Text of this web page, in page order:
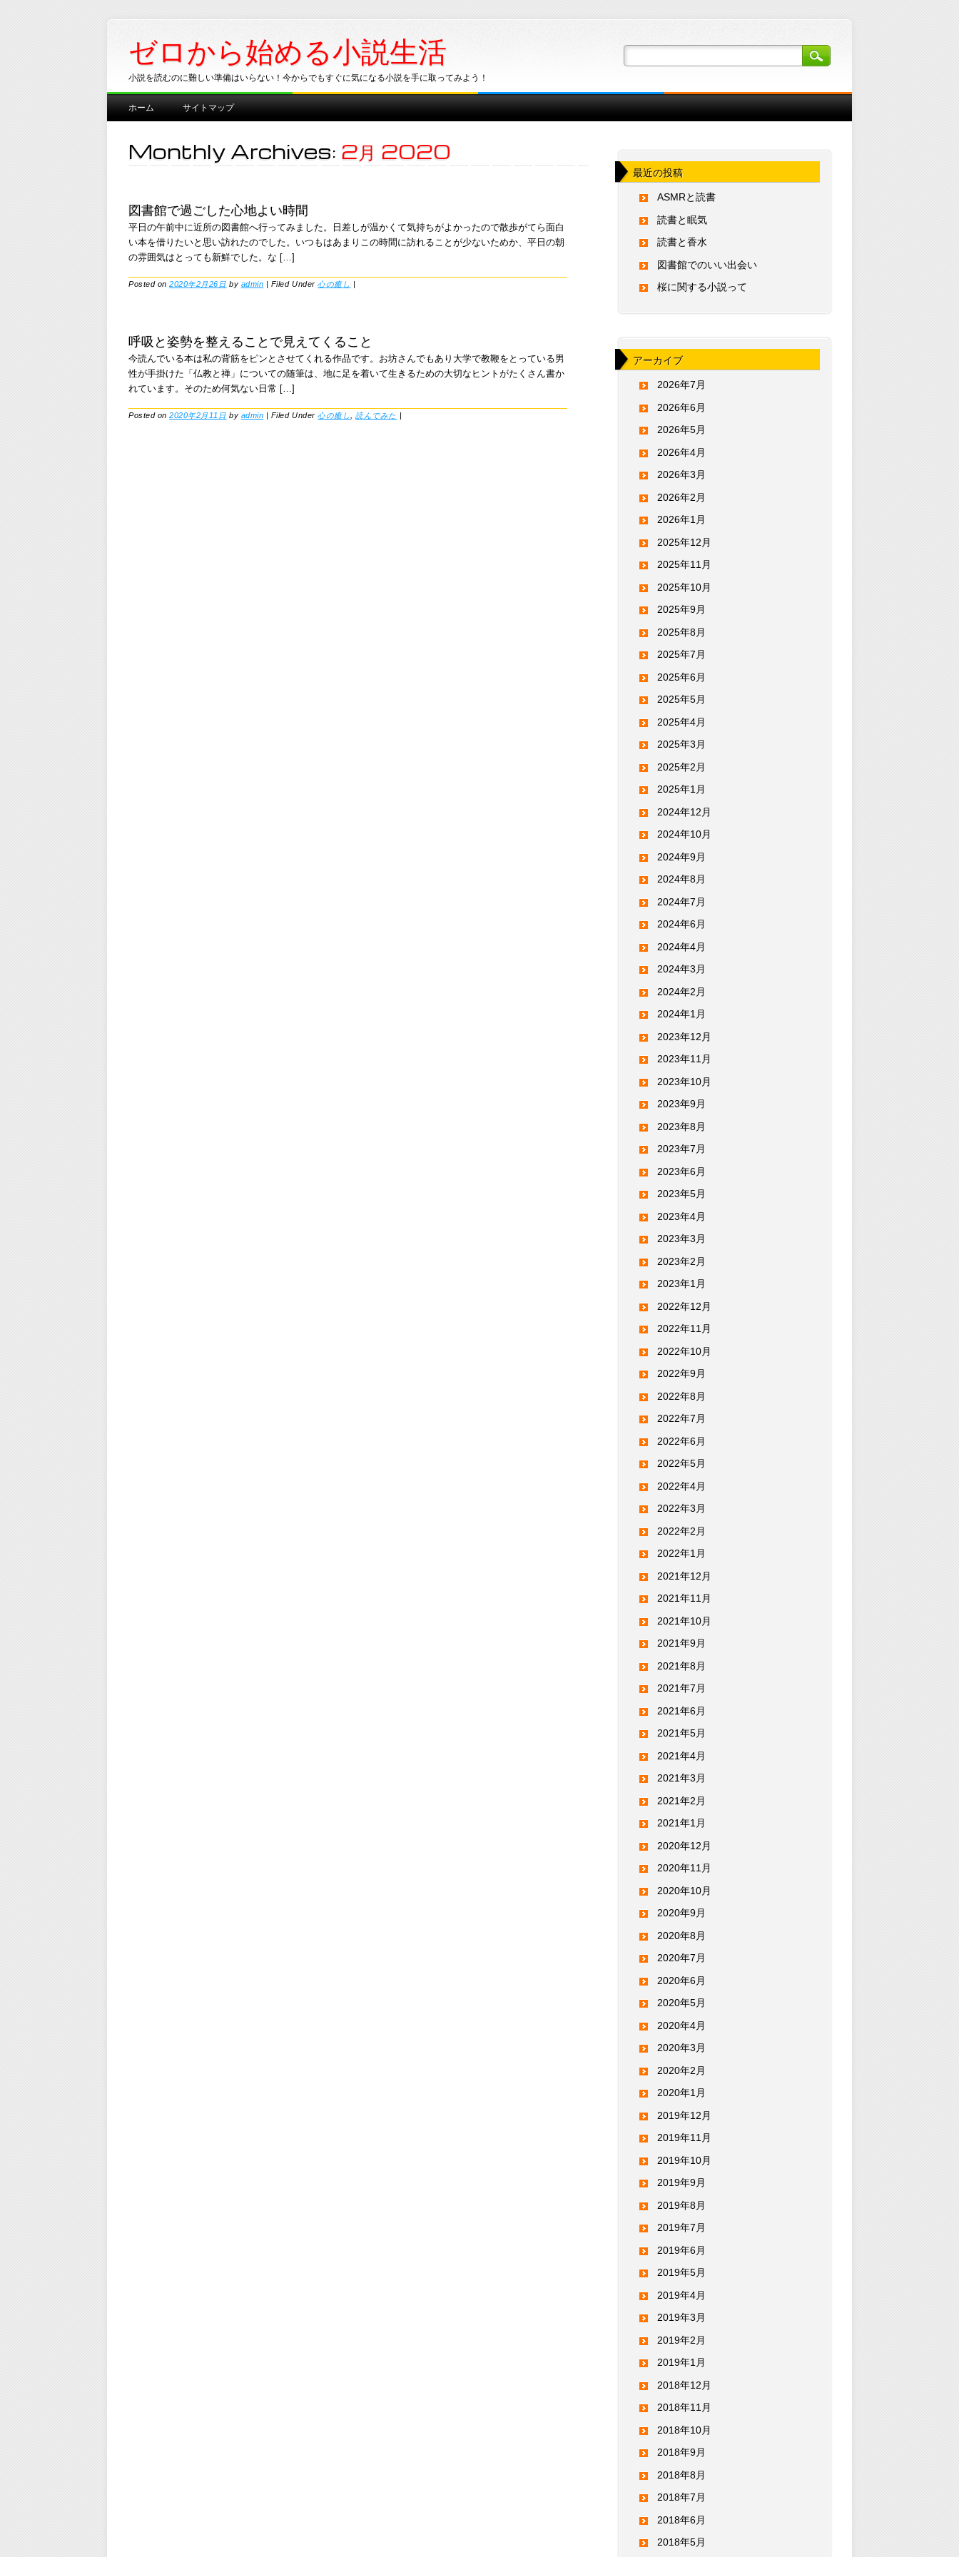
ゼロから始める小説生活
小説を読むのに難しい準備はいらない！今からでもすぐに気になる小説を手に取ってみよう！
Main menu
Skip
ホーム サイトマップ
Monthly Archives: 2月 2020
図書館で過ごした心地よい時間
平日の午前中に近所の図書館へ行ってみました。日差しが温かくて気持ちがよかったので散歩がてら面白
い本を借りたいと思い訪れたのでした。いつもはあまりこの時間に訪れることが少ないためか、平日の朝
の雰囲気はとっても新鮮でした。な […]
Posted on2020年2月26日 by admin | Filed Under心の癒し |
呼吸と姿勢を整えることで見えてくること
今読んでいる本は私の背筋をピンとさせてくれる作品です。お坊さんでもあり大学で教鞭をとっている男
性が手掛けた「仏教と禅」についての随筆は、地に足を着いて生きるための大切なヒントがたくさん書か
れています。そのため何気ない日常 […]
Posted on2020年2月11日 by admin | Filed Under心の癒し ,読んでみた |
最近の投稿
ASMRと読書
読書と眠気
読書と香水
図書館でのいい出会い
桜に関する小説って
アーカイブ
2026年7月
2026年6月
2026年5月
2026年4月
2026年3月
2026年2月
2026年1月
2025年12月
2025年11月
2025年10月
2025年9月
2025年8月
2025年7月
2025年6月
2025年5月
2025年4月
2025年3月
2025年2月
2025年1月
2024年12月
2024年10月
2024年9月
2024年8月
2024年7月
2024年6月
2024年4月
2024年3月
2024年2月
2024年1月
2023年12月
2023年11月
2023年10月
2023年9月
2023年8月
2023年7月
2023年6月
2023年5月
2023年4月
2023年3月
2023年2月
2023年1月
2022年12月
2022年11月
2022年10月
2022年9月
2022年8月
2022年7月
2022年6月
2022年5月
2022年4月
2022年3月
2022年2月
2022年1月
2021年12月
2021年11月
2021年10月
2021年9月
2021年8月
2021年7月
2021年6月
2021年5月
2021年4月
2021年3月
2021年2月
2021年1月
2020年12月
2020年11月
2020年10月
2020年9月
2020年8月
2020年7月
2020年6月
2020年5月
2020年4月
2020年3月
2020年2月
2020年1月
2019年12月
2019年11月
2019年10月
2019年9月
2019年8月
2019年7月
2019年6月
2019年5月
2019年4月
2019年3月
2019年2月
2019年1月
2018年12月
2018年11月
2018年10月
2018年9月
2018年8月
2018年7月
2018年6月
2018年5月